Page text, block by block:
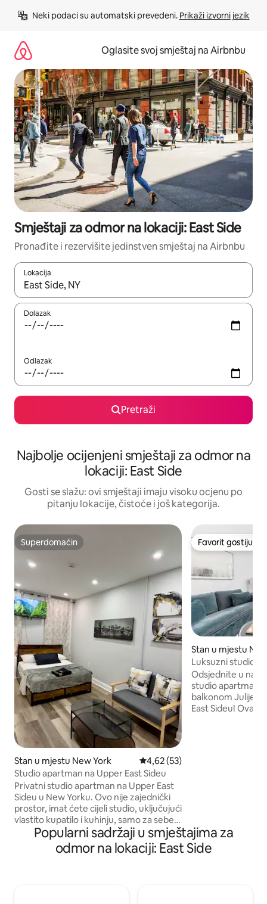
Neki podaci su automatski prevedeni. Prikaži izvorni jezik
Oglasite svoj smještaj na Airbnbu
Smještaji za odmor na lokaciji: East Side
Pronađite i rezervišite jedinstven smještaj na Airbnbu
Lokacija
Kad rezultati budu dostupni, krećite se gore i dolje pomoću
Dolazak
Odlazak
Pretraži
Najbolje ocijenjeni smještaji za odmor na
lokaciji: East Side
Gosti se slažu: ovi smještaji imaju visoku ocjenu po
pitanju lokacije, čistoće i još kategorija.
Superdomaćin
Superdomaćin
Stan u mjestu New York Prosječna ocjena: 4,62 od 5,
4,62 (53)
Studio apartman na Upper East Sideu
Privatni studio apartman na Upper East
Sideu u New Yorku. Ovo nije zajednički
prostor, imat ćete cijeli studio, uključujući
vlastito kupatilo i kuhinju, samo za sebe.
Savršeno za samostalne putnike ili
parove koji traže udobnost i praktičnost
na vrhunskoj lokaciji u blizini restorana i
Favorit gostiju
Favorit gostiju
Stan u mjestu
Luksuzni studio
balkonom
Odsjednite u
studio apartmanu
balkonom Julije
East Sideu! Ova
putu kući!
Popularni sadržaji u smještajima za
odmor na lokaciji: East Side